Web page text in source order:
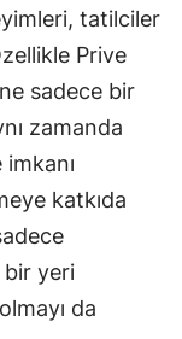
tatilciler
Prive
sadece bir
zamanda
katkıda
bir yeri
da